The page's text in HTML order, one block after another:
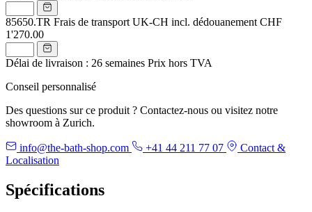
85650.TR Frais de transport UK-CH incl. dédouanement CHF
1'270.00
Délai de livraison : 26 semaines Prix hors TVA
Conseil personnalisé
Des questions sur ce produit ? Contactez-nous ou visitez notre
showroom à Zurich.
info@the-bath-shop.com +41 44 211 77 07
Contact &
Localisation
Spécifications